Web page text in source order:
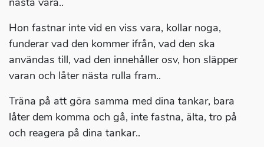
Hon fastnar inte vid en viss vara, kollar noga,
funderar vad den kommer ifrån, vad den ska
användas till, vad den innehåller osv, hon släpper
varan och låter nästa rulla fram..
Träna på att göra samma med dina tankar, bara
låter dem komma och gå, inte fastna, älta, tro på
och reagera på dina tankar..